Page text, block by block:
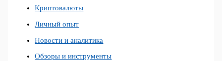
Криптовалюты
Личный опыт
Новости и аналитика
Обзоры и инструменты